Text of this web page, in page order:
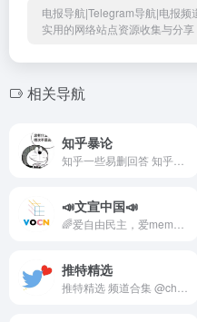
电报导航|Telegram导航|电报频
实用的网络站点资源收集与分享
相关导航
知乎暴论
📣文宣中国📣
推特精选